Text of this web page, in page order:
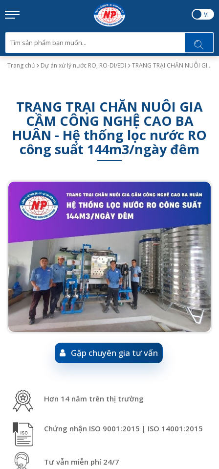
EN VI
Trang chủ Dự án xử lý nước RO, RO-DI/EDI TRANG TRẠI CHĂN NUÔI GIA CẦM CÔNG NGHỆ CAO BA HUÂN - Hệ thống lọc nước RO công suất 144m3/ngày đêm
TRANG TRẠI CHĂN NUÔI GIA
CẦM CÔNG NGHỆ CAO BA
HUÂN - Hệ thống lọc nước RO
công suất 144m3/ngày đêm
Gặp chuyên gia tư vấn
Hơn 14 năm trên thị trường
Chứng nhận ISO 9001:2015 | ISO 14001:2015
Tư vẫn miễn phí 24/7